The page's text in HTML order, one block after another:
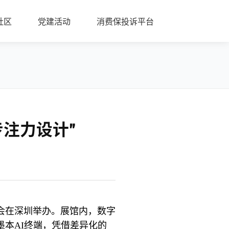
区 党建活动 消费保投诉平台
力设计”
在深圳举办。展馆内，数字
本AI终端，凭借差异化的